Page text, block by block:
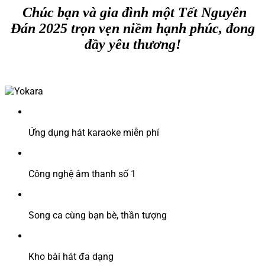
Chúc bạn và gia đình một Tết Nguyên
Đán 2025 trọn vẹn niềm hạnh phúc, đong
đầy yêu thương!
Ứng dụng hát karaoke miễn phí
Công nghệ âm thanh số 1
Song ca cùng bạn bè, thần tượng
Kho bài hát đa dạng